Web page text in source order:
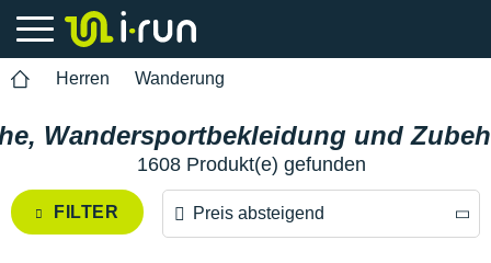
Herren Wanderung
Wandersportbekleidung und
1608 Produkt(e) gefunden
FILTER Preis absteigend